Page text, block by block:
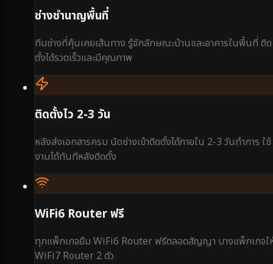
ช่างชำนาญพื้นที่
ทีมช่างที่คุ้นเคยเส้นทาง รู้จักลักษณะบ้านและอาคารในพื้นที่ ติด
ตั้งได้รวดเร็วและมีคุณภาพ
ติดตั้งไว 2-3 วัน
หลังส่งเอกสารครบ นัดช่างเข้าติดตั้งได้ภายใน 2-3 วันทำการ ใช้
งานได้ทันทีหลังติดตั้ง
WiFi6 Router ฟรี
ทุกแพ็กเกจยืม WiFi6 Router ฟรีตลอดสัญญา บางแพ็กเกจใ
WiFi7 Router 2 ตัว